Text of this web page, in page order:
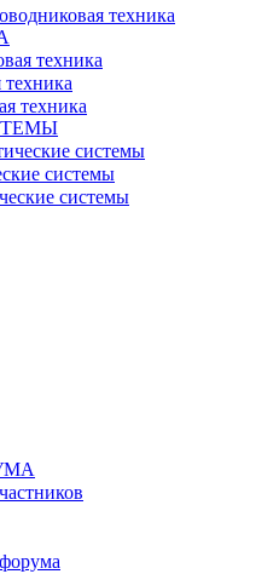
техника
техника
техника
системы
системы
системы